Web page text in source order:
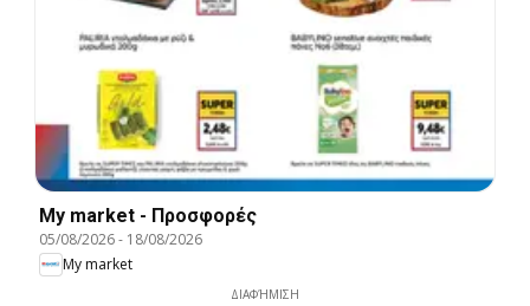
My market - Προσφορές
05/08/2026- 18/08/2026
My market
ΔΙΑΦΉΜΙΣΗ